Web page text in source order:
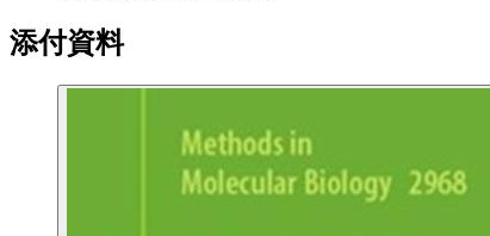
添付資料